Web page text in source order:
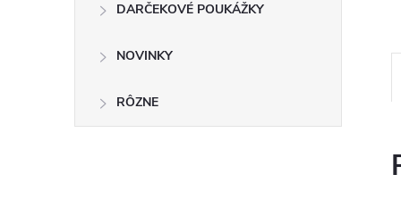
DARČEKOVÉ POUKÁŽKY
NOVINKY
RÔZNE